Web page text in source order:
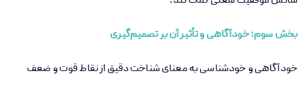
بخش سوم: خودآگاهی و تأثیر آن بر تصمیم‌گیری
خودآگاهی و خودشناسی به معنای شناخت دقیق از نقاط قوت و ضعف